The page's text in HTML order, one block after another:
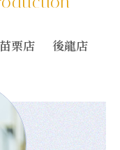
苗栗店 後龍店